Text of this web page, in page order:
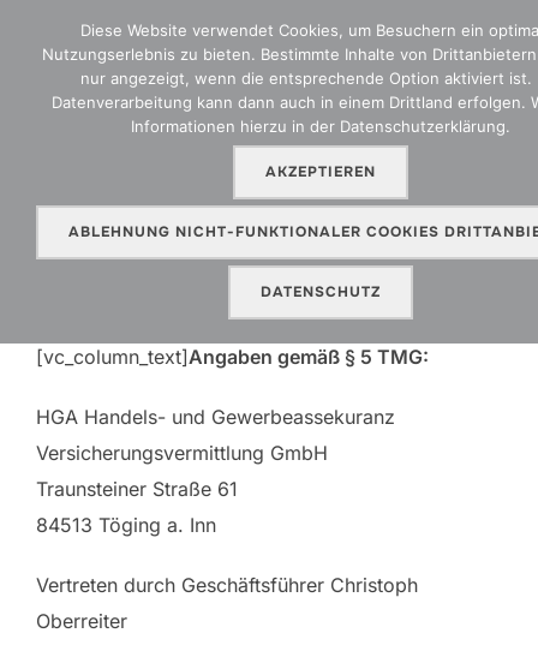
Inhalt
Impressum
column_effect=”bottommove”]
[vc_column_text]Angaben gemäß § 5 TMG:
HGA Handels- und Gewerbeassekuranz
Versicherungsvermittlung GmbH
Traunsteiner Straße 61
84513 Töging a. Inn
Vertreten durch Geschäftsführer Christoph
Oberreiter
Diese Website verwendet Cookies, um Besuchern ein
Nutzungserlebnis zu bieten. Bestimmte Inhalte von
nur angezeigt, wenn die entsprechende Option aktiviert ist.
Datenverarbeitung kann dann auch in einem Drittland erfolgen.
Informationen hierzu in der Datenschutzerklärung.
AKZEPTIEREN
ABLEHNUNG NICHT-FUNKTIONALER COOKIES
DATENSCHUTZ